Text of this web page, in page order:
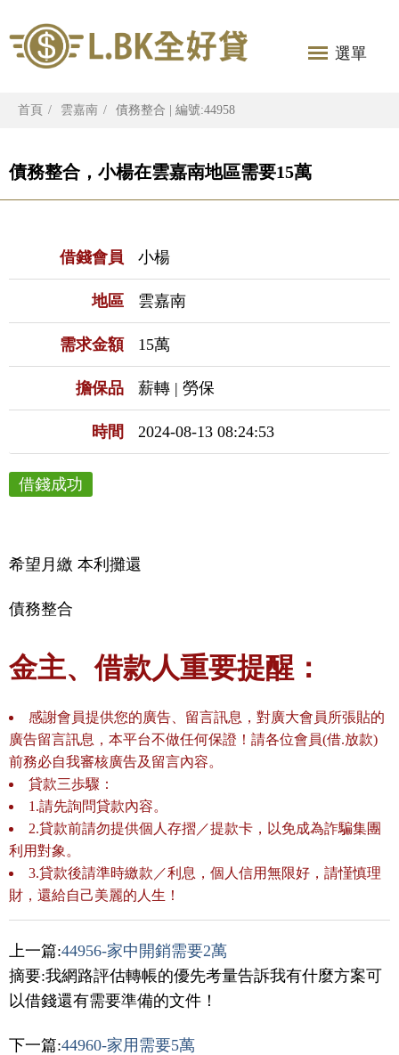
選單
首頁 雲嘉南 債務整合 | 編號:44958
債務整合，小楊在雲嘉南地區需要15萬
借錢會員 小楊
地區 雲嘉南
需求金額 15萬
擔保品 薪轉 | 勞保
時間 2024-08-13 08:24:53
借錢成功
希望月繳 本利攤還
債務整合
金主、借款人重要提醒：
感謝會員提供您的廣告、留言訊息，對廣大會員所張貼的
廣告留言訊息，本平台不做任何保證！請各位會員(借.放款)
前務必自我審核廣告及留言內容。
貸款三歩驟：
1.請先詢問貸款內容。
2.貸款前請勿提供個人存摺／提款卡，以免成為詐騙集團
利用對象。
3.貸款後請準時繳款／利息，個人信用無限好，請慬慎理
財，還給自己美麗的人生！
上一篇:44956-家中開銷需要2萬
摘要:我網路評估轉帳的優先考量告訴我有什麼方案可
以借錢還有需要準備的文件！
下一篇:44960-家用需要5萬